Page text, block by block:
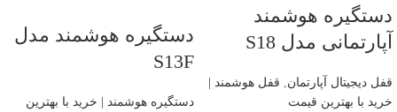
دستگیره هوشمند
آپارتمانی مدل S18
قفل دیجیتال آپارتمان, قفل هوشمند |
خرید با بهترین قیمت
دستگیره هوشمند مدل
S13F
دستگیره هوشمند | خرید با بهترین